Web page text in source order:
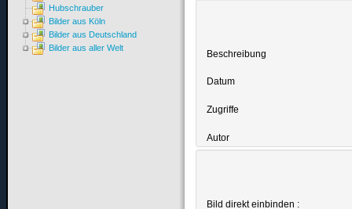
Beschreibung
Datum
Zugriffe
Autor
Bild direkt einbinden :
Hubschrauber
Bilder aus Köln
Bilder aus Deutschland
Bilder aus aller Welt